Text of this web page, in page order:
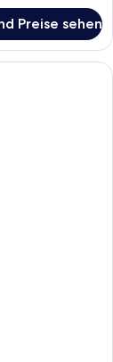
Preise sehen